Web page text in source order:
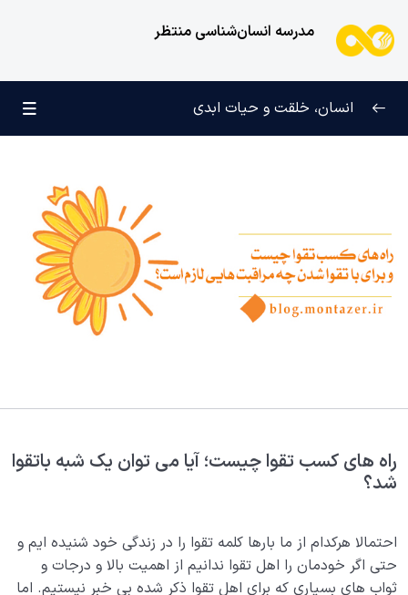
مدرسه انسان‌شناسی منتظر
0/5
چرا آفریده شده‌ایم؟ 0/4
راز شادی و آرامش پایدار 0/13
بلوغ کودک عزیز روان 0/8
قضا و قدر و اختیار 0/13
آیا پرهیزکاری به معنای ترس از خداست یا مفهوم دیگری
دارد؟
انسان، خلقت و حیات ابدی
راه های کسب تقوا چیست؛ آیا می توان یک شبه باتقوا
شد؟
احتمالا هرکدام از ما بارها کلمه تقوا را در زندگی خود شنیده ایم و
حتی اگر خودمان را اهل تقوا ندانیم از اهمیت بالا و درجات و
ثواب های بسیاری که برای اهل تقوا ذکر شده بی خبر نیستیم. اما